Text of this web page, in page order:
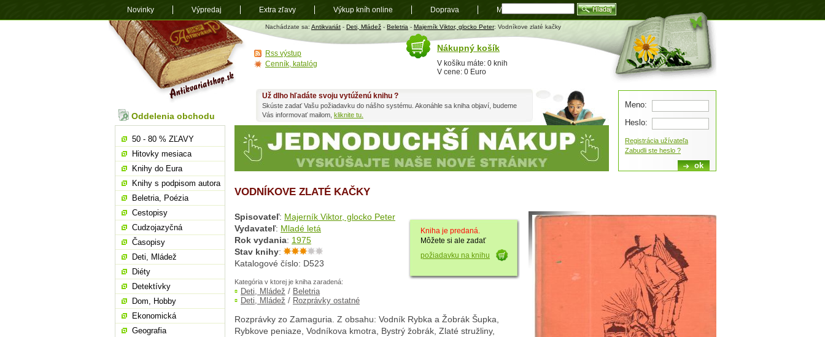
Antikvariát
shop.sk
Nachádzate sa: Antikvariát - Deti, Mládež - Beletria - Majerník Viktor, glocko Peter: Vodníkove zlaté kačky
VODNÍKOVE ZLATÉ KAČKY
Kniha je predaná.
Môžete si ale zadať
požiadavku na knihu
Spisovateľ: Majerník Viktor, glocko Peter
Vydavateľ: Mladé letá
Rok vydania: 1975
Stav knihy:
Katalogové číslo: D523
Kategória v ktorej je kniha zaradená:
Deti, Mládež / Beletria
Deti, Mládež / Rozprávky ostatné
Rozprávky zo Zamaguria. Z obsahu: Vodník Rybka a Žobrák Šupka,
Rybkove peniaze, Vodníkova kmotra, Bystrý žobrák, Zlaté stružliny,
Už dlho hľadáte svoju vytúženú knihu ?
Skúste zadať Vašu požiadavku do nášho systému. Akonáhle sa kniha objaví, budeme
Vás informovať mailom, kliknite tu.
Oddelenia obchodu
50 - 80 % ZĽAVY
Hitovky mesiaca
Knihy do Eura
Knihy s podpisom autora
Beletria, Poézia
Cestopisy
Cudzojazyčná
Časopisy
Deti, Mládež
Diéty
Detektívky
Dom, Hobby
Ekonomická
Geografia
Meno:
Heslo:
Registrácia užívateľa
Zabudli ste heslo ?
Nákupný košík
V košíku máte: 0 knih
V cene: 0 Euro
Rss výstup
Cenník, katalóg
Novinky Výpredaj Extra zľavy Výkup kníh online Doprava Mapa